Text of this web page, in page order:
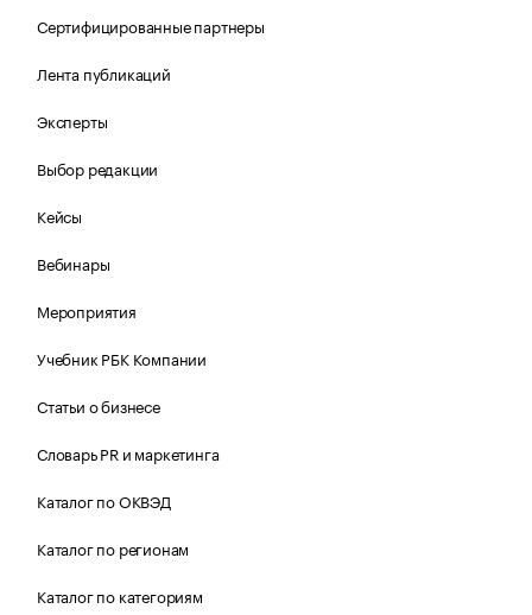
Сертифицированные партнеры
Лента публикаций
Эксперты
Выбор редакции
Кейсы
Вебинары
Мероприятия
Учебник РБК Компании
Статьи о бизнесе
Словарь PR и маркетинга
Каталог по ОКВЭД
Каталог по регионам
Каталог по категориям